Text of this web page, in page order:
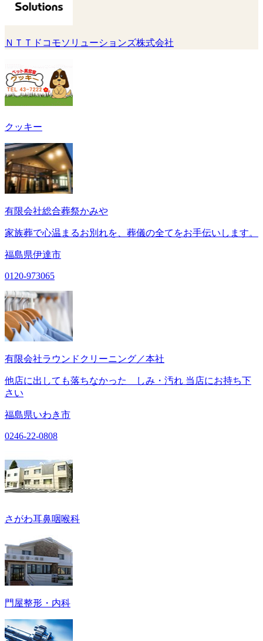
ＮＴＴドコモソリューションズ株式会社
クッキー
有限会社総合葬祭かみや
家族葬で心温まるお別れを、葬儀の全てをお手伝いします。
福島県伊達市
0120-973065
有限会社ラウンドクリーニング／本社
他店に出しても落ちなかった しみ・汚れ 当店にお持ち下
さい
福島県いわき市
0246-22-0808
さがわ耳鼻咽喉科
門屋整形・内科